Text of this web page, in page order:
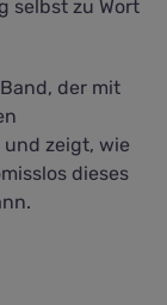
selbst zu Wort
der mit
zeigt, wie
dieses